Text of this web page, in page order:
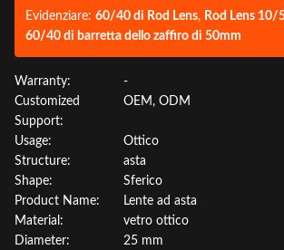
Evidenziare: 60/40 di Rod Lens, Rod Lens 10/
60/40 di barretta dello zaffiro di 50mm
Warranty:
-
Customized
Support:
OEM, ODM
Usage:
Ottico
Structure:
asta
Shape:
Sferico
Product Name:
Lente ad asta
Material:
vetro ottico
Diameter:
25 mm